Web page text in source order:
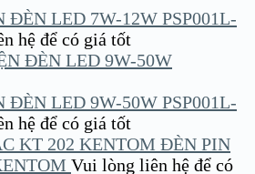
LED 7W-12W PSP001L-
hệ để có giá tốt
LED 9W-50W PSP001L-
hệ để có giá tốt
ĐÈN PIN
Vui lòng liên hệ để có